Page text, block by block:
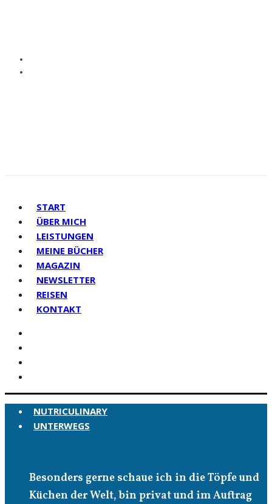
START
ÜBER MICH
LEISTUNGEN
MEINE BÜCHER
MAGAZIN
NEWSLETTER
REISEN
KONTAKT
NUTRICULINARY
UNTERWEGS
Besonders gerne schaue ich in die Töpfe und
Küchen der Welt, bin privat und im Auftrag